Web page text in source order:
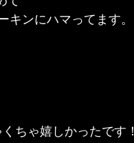
キンにハマってます。
ちゃ嬉しかったです！